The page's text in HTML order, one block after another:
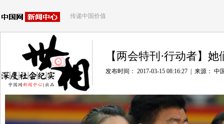
传递中国价值
【两会特刊·行动者】
发布时间： 2017-03-15 08:16:27 来源： 中